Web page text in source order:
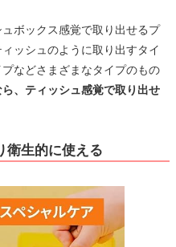
ボックス感覚で取り出せるプ
ッシュのように取り出すタイ
などさまざまなタイプのもの
、ティッシュ感覚で取り出せ
衛生的に使える